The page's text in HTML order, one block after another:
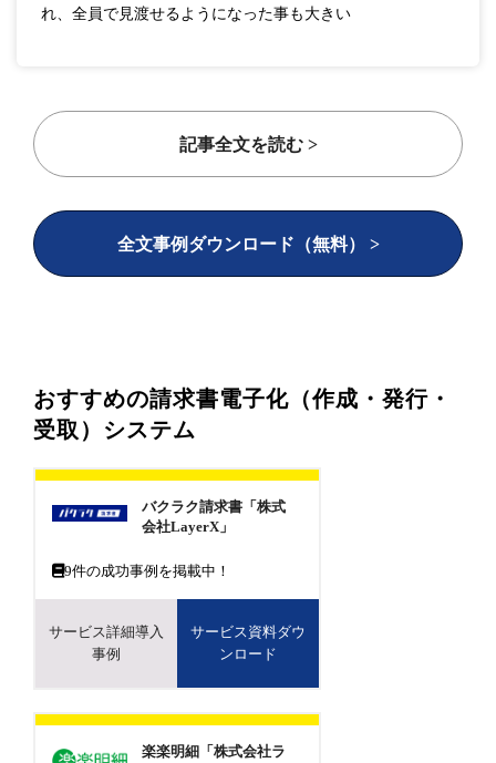
れ、全員で見渡せるようになった事も大きい
記事全文を読む >
全文事例ダウンロード（無料） >
おすすめの請求書電子化（作成・発行・
受取）システム
バクラク請求書「株式
会社LayerX」
9件の成功事例を掲載中！
サービス詳細導入
事例
サービス資料ダウ
ンロード
楽楽明細「株式会社ラ